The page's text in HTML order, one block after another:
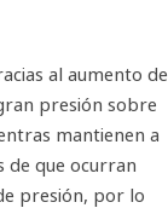
al aumento de
presión sobre
mantienen a
de que ocurran
presión, por lo